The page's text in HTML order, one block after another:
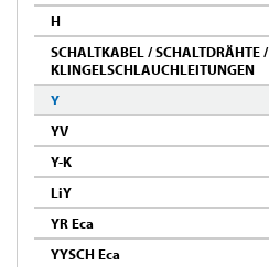
H
SCHALTKABEL / SCHALTDRÄHTE /
KLINGELSCHLAUCHLEITUNGEN
Y
YV
Y-K
LiY
YR Eca
YYSCH Eca